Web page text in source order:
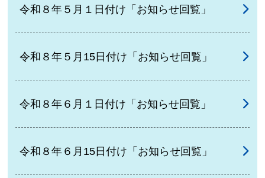
令和８年５月１日付け「お知らせ回覧」
令和８年５月15日付け「お知らせ回覧」
令和８年６月１日付け「お知らせ回覧」
令和８年６月15日付け「お知らせ回覧」